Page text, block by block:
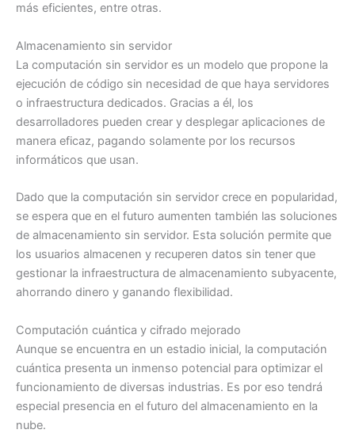
más eficientes, entre otras.
Almacenamiento sin servidor
La computación sin servidor es un modelo que propone la
ejecución de código sin necesidad de que haya servidores
o infraestructura dedicados. Gracias a él, los
desarrolladores pueden crear y desplegar aplicaciones de
manera eficaz, pagando solamente por los recursos
informáticos que usan.
Dado que la computación sin servidor crece en popularidad,
se espera que en el futuro aumenten también las soluciones
de almacenamiento sin servidor. Esta solución permite que
los usuarios almacenen y recuperen datos sin tener que
gestionar la infraestructura de almacenamiento subyacente,
ahorrando dinero y ganando flexibilidad.
Computación cuántica y cifrado mejorado
Aunque se encuentra en un estadio inicial, la computación
cuántica presenta un inmenso potencial para optimizar el
funcionamiento de diversas industrias. Es por eso tendrá
especial presencia en el futuro del almacenamiento en la
nube.